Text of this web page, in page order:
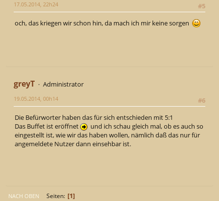
#5
17.05.2014, 22h24
och, das kriegen wir schon hin, da mach ich mir keine sorgen
greyT
Administrator
#6
19.05.2014, 00h14
Die Befürworter haben das für sich entschieden mit 5:1
Das Buffet ist eröffnet
und ich schau gleich mal, ob es auch so
eingestellt ist, wie wir das haben wollen, nämlich daß das nur für
angemeldete Nutzer dann einsehbar ist.
NACH OBEN Seiten 1